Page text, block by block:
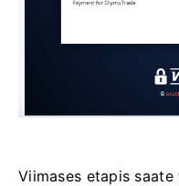
Viimases etapis